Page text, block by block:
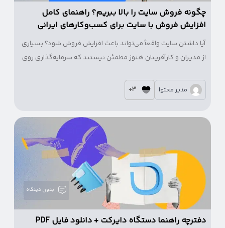
چگونه فروش سایت را بالا ببریم؟ راهنمای کامل
افزایش فروش با سایت برای کسب‌وکارهای ایرانی
آیا داشتن سایت واقعاً می‌تواند باعث افزایش فروش شود؟ بسیاری
از مدیران و کارآفرینان هنوز مطمئن نیستند که سرمایه‌گذاری روی
فروش حضوری یا اینستاگرامی دارد!
مدیر محتوا 3+
بدون دیدگاه
دفترچه راهنما دستگاه دایرکت + دانلود فایل PDF